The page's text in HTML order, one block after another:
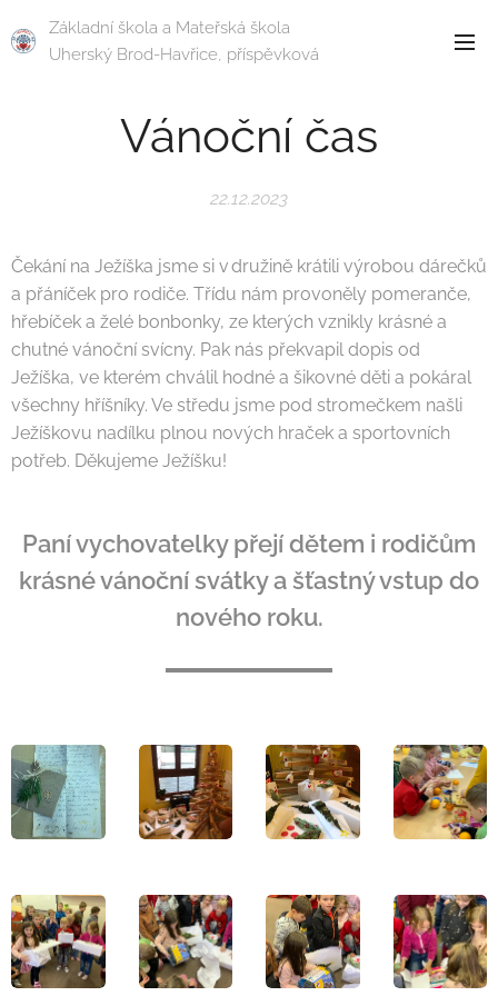
Základní škola a Mateřská škola
Uherský Brod-Havřice, příspěvková
Vánoční čas
22.12.2023
Čekání na Ježíška jsme si v družině krátili výrobou dárečků
a přáníček pro rodiče. Třídu nám provoněly pomeranče,
hřebíček a želé bonbonky, ze kterých vznikly krásné a
chutné vánoční svícny. Pak nás překvapil dopis od
Ježíška, ve kterém chválil hodné a šikovné děti a pokáral
všechny hříšníky. Ve středu jsme pod stromečkem našli
Ježíškovu nadílku plnou nových hraček a sportovních
potřeb. Děkujeme Ježíšku!
Paní vychovatelky přejí dětem i rodičům
krásné vánoční svátky a šťastný vstup do
nového roku.